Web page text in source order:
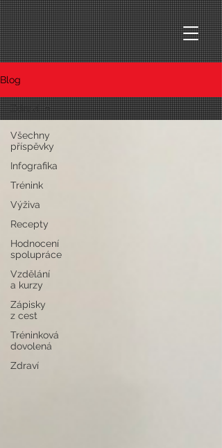
Blog
Všechny
příspěvky
Infografika
Trénink
Výživa
Recepty
Hodnocení
spolupráce
Vzdělání
a kurzy
Zápisky
z cest
Tréninková
dovolená
Zdraví
Zdraví